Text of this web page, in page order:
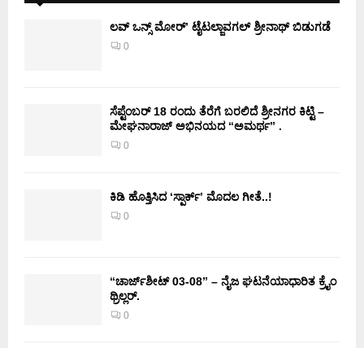
ಲವ್ ಒನ್ಸ್ ಮೋರ್’ ಟೈಟಲ್ಜಾವಗಲ್ ಶ್ರೀನಾಥ್ ಬಿಡುಗಡೆ
0
ಸೆಪ್ಟೆಂಬರ್ 18 ರಂದು ತೆರೆಗೆ ಬರಲಿದೆ ಶ್ರೀನಗರ ಕಿಟ್ಟಿ –
ಮೇಘನಾರಾಜ್ ಅಭಿನಯದ “ಅಮರ್ಥ” .
0
ಕಿಡಿ‌‌ ಹೊತ್ತಿಸಿದ ‘ಸ್ಪಾರ್ಕ್’ ಮೊದಲ‌ ಗೀತೆ..!
0
“ಚಾರ್ಜ್‌ಶೀಟ್ 03-08” – ನೈಜ ಘಟನೆಯಾಧಾರಿತ ಕ್ರೈಂ
ಥ್ರಿಲ್ಲರ್.
0